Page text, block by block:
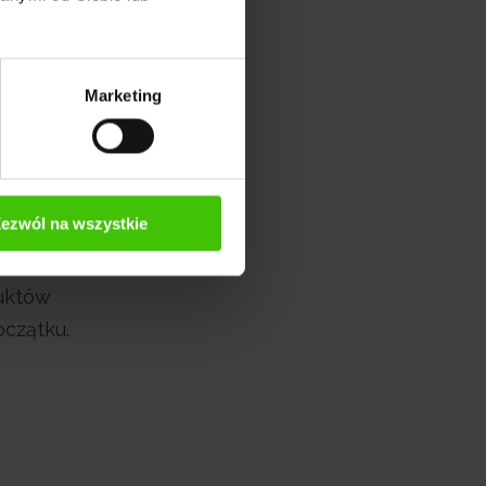
Marketing
na wszystkie
oraz